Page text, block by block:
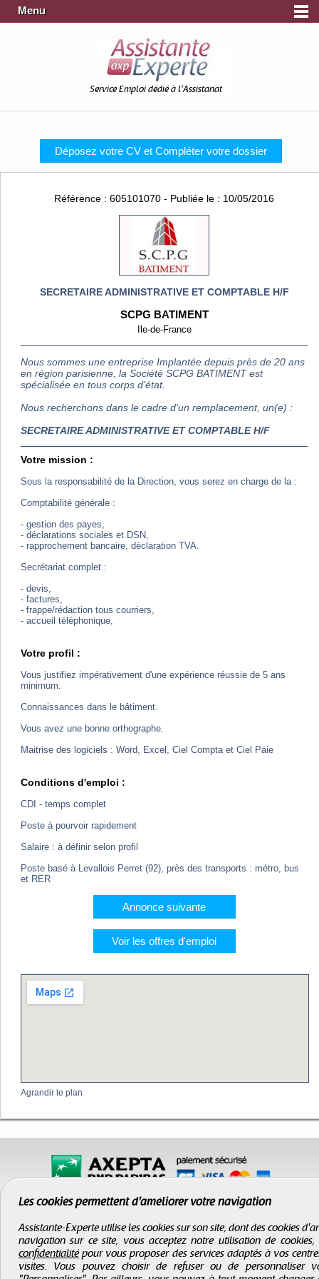
Menu
Service Emploi dédié à l'Assistanat
Déposez votre CV et Compléter votre dossier
Référence : 605101070 - Publiée le : 10/05/2016
SECRETAIRE ADMINISTRATIVE ET COMPTABLE H/F
SCPG BATIMENT
Ile-de-France
Nous sommes une entreprise Implantée depuis près de 20 ans
en région parisienne, la Société SCPG BATIMENT est
spécialisée en tous corps d'état.
Nous recherchons dans le cadre d'un remplacement, un(e) :
SECRETAIRE ADMINISTRATIVE ET COMPTABLE H/F
Votre mission :
Sous la responsabilité de la Direction, vous serez en charge de la :
Comptabilité générale :
- gestion des payes,
- déclarations sociales et DSN,
- rapprochement bancaire, déclaration TVA.
Secrétariat complet :
- devis,
- factures,
- frappe/rédaction tous courriers,
- accueil téléphonique,
Votre profil :
Vous justifiez impérativement d'une expérience réussie de 5 ans
minimum.
Connaissances dans le bâtiment.
Vous avez une bonne orthographe.
Maitrise des logiciels : Word, Excel, Ciel Compta et Ciel Paie
Conditions d'emploi :
CDI - temps complet
Poste à pourvoir rapidement
Salaire : à définir selon profil
Poste basé à Levallois Perret (92), près des transports : métro, bus
et RER
Annonce suivante
Voir les offres d'emploi
Agrandir le plan
Les cookies permettent d'améliorer votre navigation
Assistante-Experte utilise les cookies sur son site, dont des cookies
navigation sur ce site, vous acceptez notre utilisation de
confidentialitépour vous proposer des services adaptés à vos
visites. Vous pouvez choisir de refuser ou de